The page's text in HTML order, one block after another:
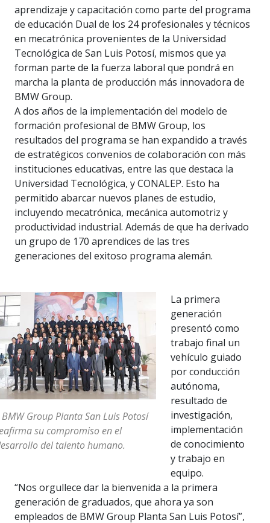
aprendizaje y capacitación como parte del programa
de educación Dual de los 24 profesionales y técnicos
en mecatrónica provenientes de la Universidad
Tecnológica de San Luis Potosí, mismos que ya
forman parte de la fuerza laboral que pondrá en
marcha la planta de producción más innovadora de
BMW Group.
A dos años de la implementación del modelo de
formación profesional de BMW Group, los
resultados del programa se han expandido a través
de estratégicos convenios de colaboración con más
instituciones educativas, entre las que destaca la
Universidad Tecnológica, y CONALEP. Esto ha
permitido abarcar nuevos planes de estudio,
incluyendo mecatrónica, mecánica automotriz y
productividad industrial. Además de que ha derivado
un grupo de 170 aprendices de las tres
generaciones del exitoso programa alemán.
BMW Group Planta San Luis Potosí
su compromiso en el
del talento humano.
La primera
generación
presentó como
trabajo final un
vehículo guiado
por conducción
autónoma,
resultado de
investigación,
implementación
de conocimiento
y trabajo en
equipo.
“Nos orgullece dar la bienvenida a la primera
generación de graduados, que ahora ya son
empleados de BMW Group Planta San Luis Potosí”,